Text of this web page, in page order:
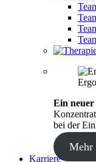
Ein
bei der
Mehr
Karriere